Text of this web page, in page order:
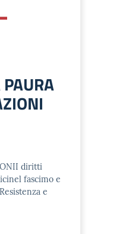
diritti
fascimo e
e